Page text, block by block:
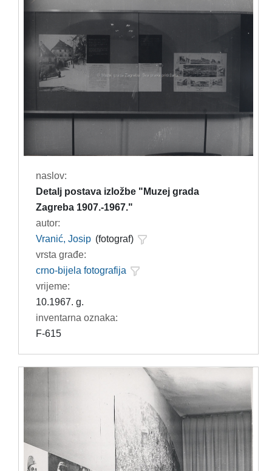
naslov:
Detalj postava izložbe "Muzej grada
Zagreba 1907.-1967."
autor:
Vranić, Josip (fotograf)
vrsta građe:
crno-bijela fotografija
vrijeme:
10.1967. g.
inventarna oznaka:
F-615